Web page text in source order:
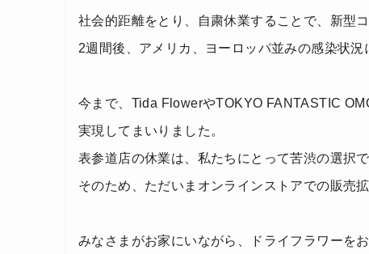
社会的距離をとり、自粛休業することで、新型
2週間後、アメリカ、ヨーロッパ並みの感染状況
今まで、Tida FlowerやTOKYO FANTASTIC
実現してまいりました。
表参道店の休業は、私たちにとって苦渋の選択で
そのため、ただいまオンラインストアでの販売
みなさまがお家にいながら、ドライフラワーを